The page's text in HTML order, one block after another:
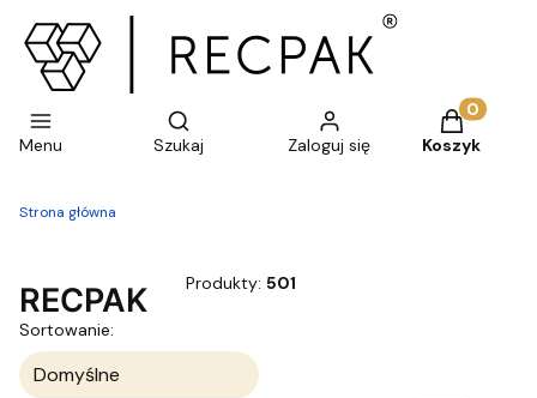
Menu
Otwórz wyszukiwarkę
Szukaj Zaloguj się
Produkty
Koszyk
Strona główna
RECPAK Produkty: 501
Lista produktów
Sortowanie:
Domyślne